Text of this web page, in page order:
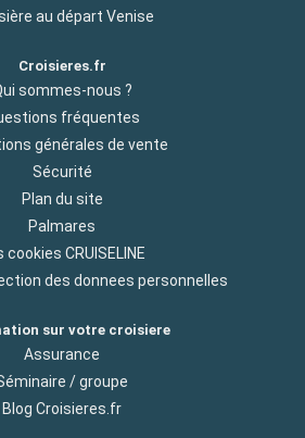
au départ Venise
Croisieres.fr
sommes-nous ?
fréquentes
générales de vente
Sécurité
Plan du site
Palmares
cookies CRUISELINE
des donnees personnelles
sur votre croisiere
Assurance
/ groupe
Blog Croisieres.fr